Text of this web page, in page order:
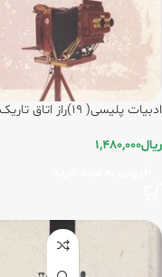
ادبیات پلیسی( 19)راز اتاق تاریک /قطره
ریال1,480,000